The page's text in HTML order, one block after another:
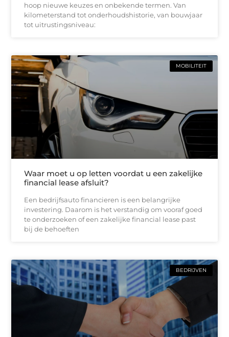
hoop nieuwe keuzes en onbekende termen. Van
kilometerstand tot onderhoudshistorie, van bouwjaar
tot uitrustingsniveau:
MOBILITEIT
Waar moet u op letten voordat u een zakelijke
financial lease afsluit?
Een bedrijfsauto financieren is een belangrijke
investering. Daarom is het verstandig om vooraf goed
te onderzoeken of een zakelijke financial lease past
bij de behoeften
BEDRIJVEN